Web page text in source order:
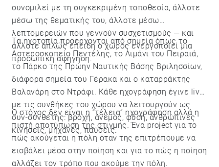
συνομιλεί με τη συγκεκριμένη τοποθεσία, άλλοτε
μέσω της θεματικής του, άλλοτε μέσω
λεπτομερειών που γεννούν συσχετισμούς — και
άλλοτε απλώς επειδή ο χώρος ενεργοποιεί μια
προσωπική αφήγηση.
Τα ηχοτοπία προέρχονται από σημεία όπως το
Αστεροσκοπείο Πεντέλης, το Λιμάνι του Πειραιά,
το Πάρκο της Πρώην Ναυτικής Βάσης Βριλησσίων,
διάφορα σημεία του Γέρακα και ο καταρράκτης
Βαλανάρη στο Ντράφι. Κάθε ηχογράφηση έγινε live,
με τις συνθήκες του χώρου να λειτουργούν ως
συν-συνθέτης: βροχή, άνεμος, φύση, ανθρώπινες
κινήσεις, μηχανές, παύσεις.
Ο στόχος δεν είναι η “τέλεια” ηχογράφηση αλλά η
πιστή αποτύπωση της στιγμής. Ένα project για το
πώς ακούγεται η πόλη όταν της επιτρέπουμε να
εισβάλει μέσα στην ποίηση και για το πώς η ποίηση
αλλάζει τον τρόπο που ακούμε την πόλη.